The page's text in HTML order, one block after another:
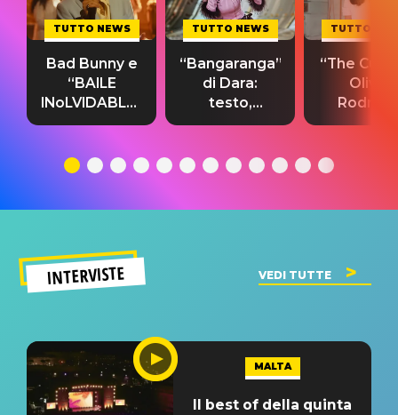
TUTTO NEWS
Bad Bunny e
“BAILE
INoLVIDABLE”:
testo,
significato
TUTTO NEWS
“Bangaranga”
di Dara:
testo,
traduzione e
del singolo
TUTTO
“The
Olivia
testo,
INTERVISTE VEDI TUTTE
MALTA
Il best of della quinta